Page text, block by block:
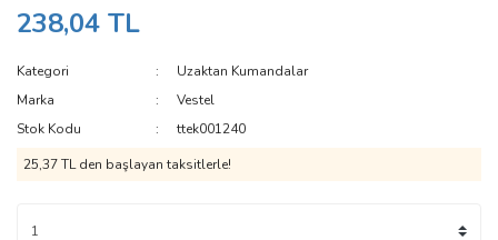
238,04 TL
Kategori
Uzaktan Kumandalar
Marka
Vestel
Stok Kodu
ttek001240
25,37 TL den başlayan taksitlerle!